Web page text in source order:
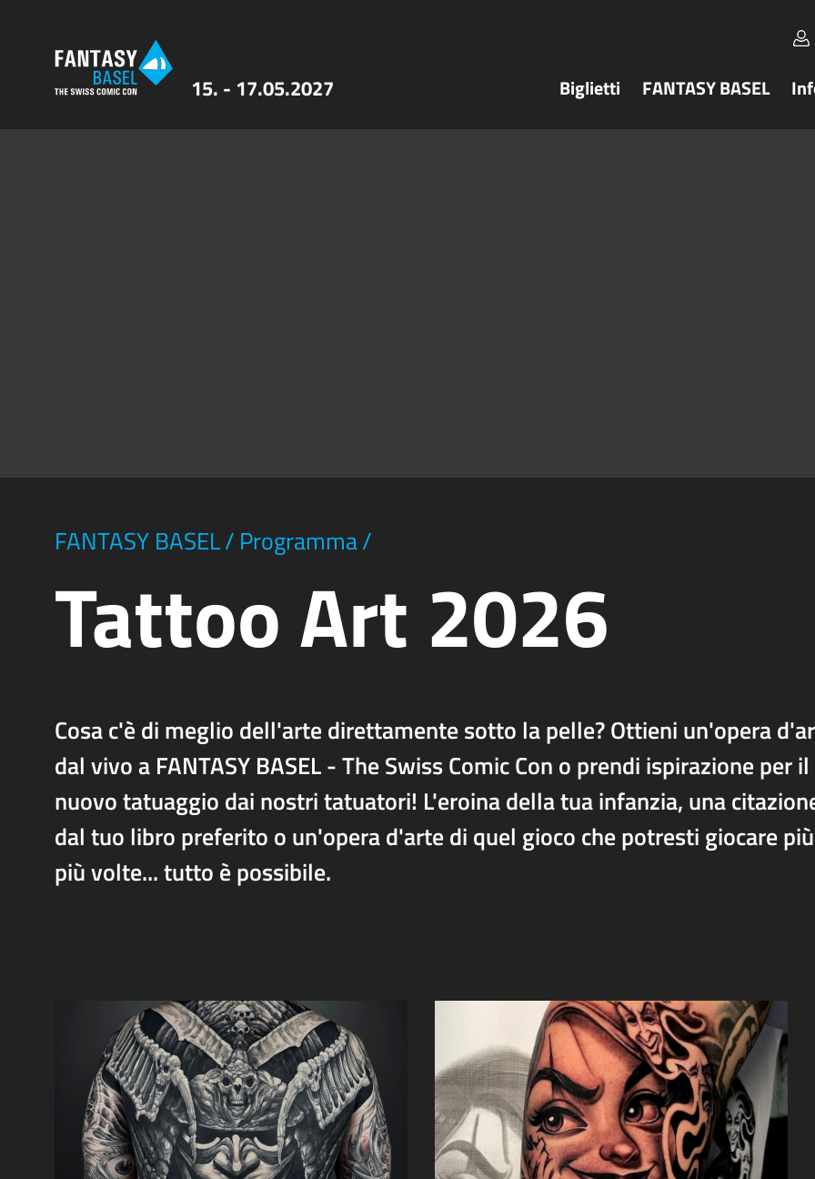
15. - 17.05.2027 Biglietti FANTASY BASEL
FANTASY BASEL/ Programma/
Tattoo Art 2026
Cosa c'è di meglio dell'arte direttamente sotto la pelle? Ottieni un'opera
dal vivo a FANTASY BASEL - The Swiss Comic Con o prendi ispirazione per
nuovo tatuaggio dai nostri tatuatori! L'eroina della tua infanzia, una
dal tuo libro preferito o un'opera d'arte di quel gioco che potresti giocare
più volte... tutto è possibile.